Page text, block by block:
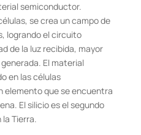
semiconductor.
se crea un campo de
logrando el circuito
de la luz recibida, mayor
El material
en las células
elemento que se encuentra
El silicio es el segundo
Tierra.